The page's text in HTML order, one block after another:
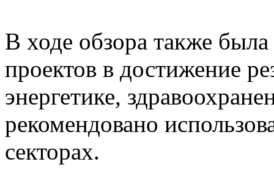
В ходе обзора также была
проектов в достижение
энергетике,
рекомендовано
секторах.